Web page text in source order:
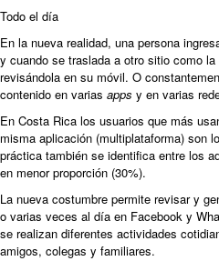
Todo el día
En la nueva realidad, una persona
y cuando se traslada a otro sitio como
revisándola en su móvil. O
contenido en varias apps y en varias
En Costa Rica los usuarios que más
misma aplicación (multiplataforma) son
práctica también se identifica entre los
en menor proporción (30%).
La nueva costumbre permite revisar y
o varias veces al día en Facebook y
se realizan diferentes actividades
amigos, colegas y familiares.